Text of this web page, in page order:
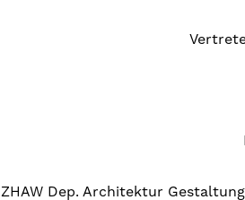
ZHAW Dep. Architektur